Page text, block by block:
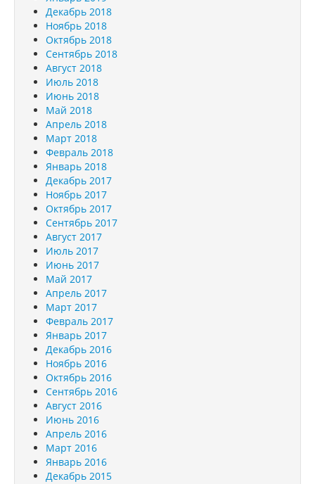
Декабрь 2018
Ноябрь 2018
Октябрь 2018
Сентябрь 2018
Август 2018
Июль 2018
Июнь 2018
Май 2018
Апрель 2018
Март 2018
Февраль 2018
Январь 2018
Декабрь 2017
Ноябрь 2017
Октябрь 2017
Сентябрь 2017
Август 2017
Июль 2017
Июнь 2017
Май 2017
Апрель 2017
Март 2017
Февраль 2017
Январь 2017
Декабрь 2016
Ноябрь 2016
Октябрь 2016
Сентябрь 2016
Август 2016
Июнь 2016
Апрель 2016
Март 2016
Январь 2016
Декабрь 2015